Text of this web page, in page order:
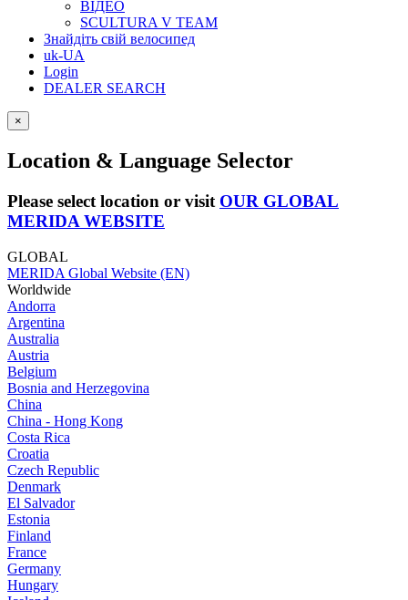
ВІДЕО
SCULTURA V TEAM
Знайдіть свій велосипед
uk-UA
Login
DEALER SEARCH
×
Location & Language Selector
Please select location or visit OUR GLOBAL
MERIDA WEBSITE
GLOBAL
MERIDA Global Website (EN)
Worldwide
Andorra
Argentina
Australia
Austria
Belgium
Bosnia and Herzegovina
China
China - Hong Kong
Costa Rica
Croatia
Czech Republic
Denmark
El Salvador
Estonia
Finland
France
Germany
Hungary